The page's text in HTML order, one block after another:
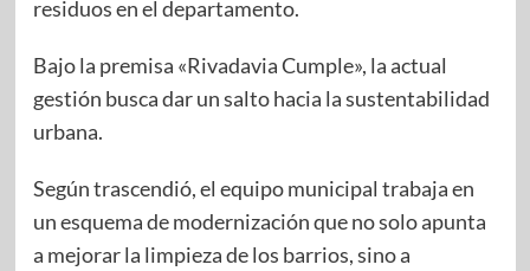
residuos en el departamento.
Bajo la premisa «Rivadavia Cumple», la actual
gestión busca dar un salto hacia la sustentabilidad
urbana.
Según trascendió, el equipo municipal trabaja en
un esquema de modernización que no solo apunta
a mejorar la limpieza de los barrios, sino a